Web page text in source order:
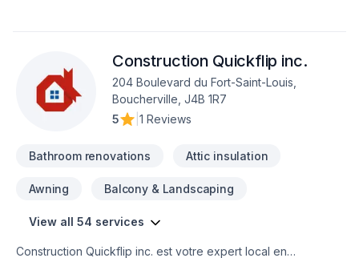
Construction Quickflip inc.
204 Boulevard du Fort-Saint-Louis,
Boucherville, J4B 1R7
5
1 Reviews
Bathroom renovations Attic insulation
Awning Balcony & Landscaping
View all 54 services
Construction Quickflip inc. est votre expert local en